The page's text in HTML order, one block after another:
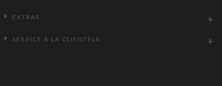
EXTRAS
SERVICE À LA CLIENTÈLE